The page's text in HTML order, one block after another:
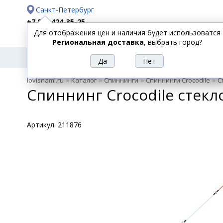
Санкт-Петербург
+7 812 424-35-25
Доставка
Оплата
Для отображения цен и наличия будет использоватся
Региональная доставка, выбрать город?
РЫБОЛОВНЫЕ
ТОВАРЫ
СПИННИНГИ КАТУШКИ
lovisnami.ru»Каталог»Спиннинги»Спиннинги Crocodile»
Спиннинг Crocodile
Артикул: 211876